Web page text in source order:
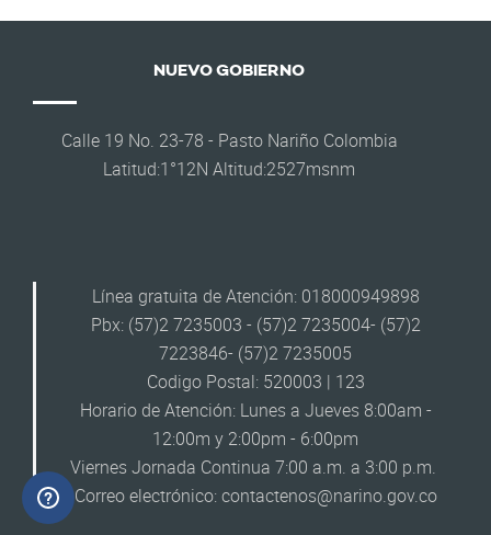
NUEVO GOBIERNO
Calle 19 No. 23-78 - Pasto Nariño Colombia
Latitud:1°12N Altitud:2527msnm
Línea gratuita de Atención: 018000949898
Pbx: (57)2 7235003 - (57)2 7235004- (57)2
7223846- (57)2 7235005
Codigo Postal: 520003 | 123
Horario de Atención: Lunes a Jueves 8:00am -
12:00m y 2:00pm - 6:00pm
Viernes Jornada Continua 7:00 a.m. a 3:00 p.m.
Correo electrónico:contactenos@narino.gov.co